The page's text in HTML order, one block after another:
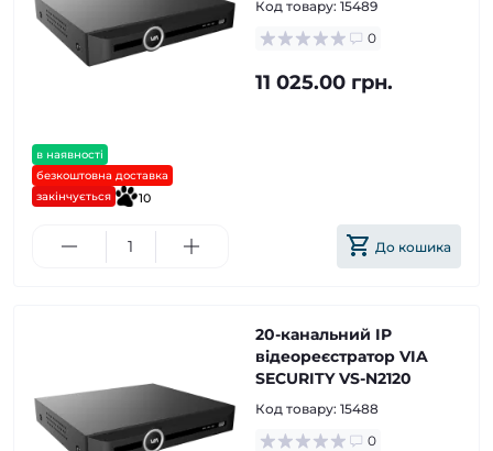
в наявності
безкоштовна доставка
закінчується
10
Код товару: 15489
0
11 025.00 грн.
До кошика
20-канальний IP
відеореєстратор VIA
SECURITY VS-N2120
Код товару: 15488
0